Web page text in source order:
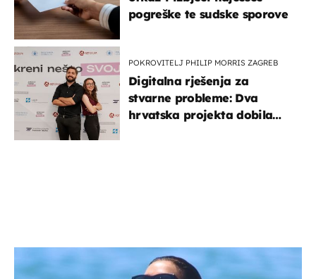
pogreške te sudske sporove
POKROVITELJ PHILIP MORRIS ZAGREB
Digitalna rješenja za
stvarne probleme: Dva
hrvatska projekta dobila